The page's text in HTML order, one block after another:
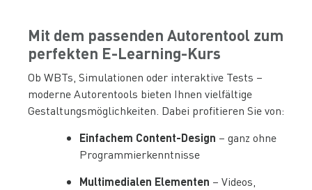
Mit dem passenden Autorentool zum
perfekten E-Learning-Kurs
Ob WBTs, Simulationen oder interaktive Tests –
moderne Autorentools bieten Ihnen vielfältige
Gestaltungsmöglichkeiten. Dabei profitieren Sie von:
Einfachem Content-Design – ganz ohne
Programmierkenntnisse
Multimedialen Elementen – Videos,